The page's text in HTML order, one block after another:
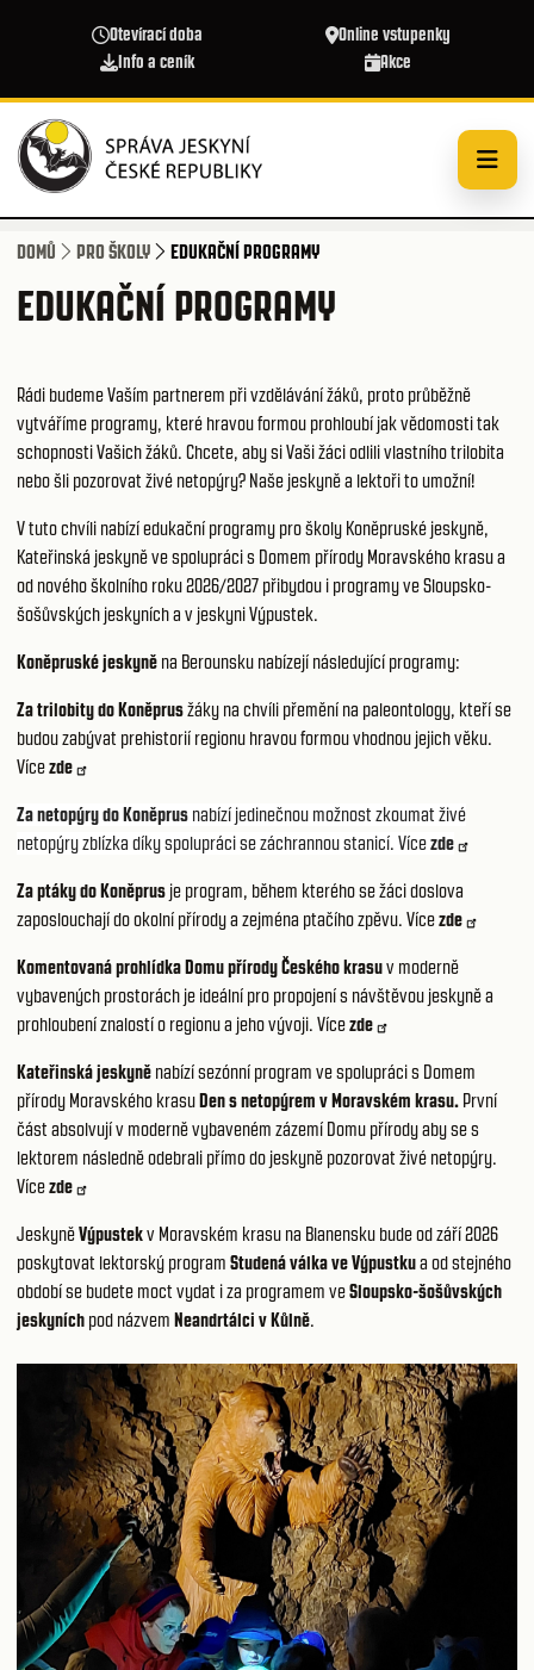
Otevírací doba
Online vstupenky
Info a ceník
Akce
DOMŮ PRO ŠKOLY EDUKAČNÍ PROGRAMY
EDUKAČNÍ PROGRAMY
Rádi budeme Vaším partnerem při vzdělávání žáků, proto průběžně
vytváříme programy, které hravou formou prohloubí jak vědomosti tak
schopnosti Vašich žáků. Chcete, aby si Vaši žáci odlili vlastního trilobita
nebo šli pozorovat živé netopýry? Naše jeskyně a lektoři to umožní!
V tuto chvíli nabízí edukační programy pro školy Koněpruské jeskyně,
Kateřinská jeskyně ve spolupráci s Domem přírody Moravského krasu a
od nového školního roku 2026/2027 přibydou i programy ve Sloupsko-
šošůvských jeskyních a v jeskyni Výpustek.
Koněpruské jeskyně na Berounsku nabízejí následující programy:
Za trilobity do Koněprusžáky na chvíli přemění na paleontology, kteří se
budou zabývat prehistorií regionu hravou formou vhodnou jejich věku.
Vícezde
Za netopýry do Koněprus nabízí jedinečnou možnost zkoumat živé
netopýry zblízka díky spolupráci se záchrannou stanicí. Vícezde
Za ptáky do Koněprus je program, během kterého se žáci doslova
zaposlouchají do okolní přírody a zejména ptačího zpěvu. Vícezde
Komentovaná prohlídka Domu přírody Českého krasuv moderně
vybavených prostorách je ideální pro propojení s návštěvou jeskyně a
prohloubení znalostí o regionu a jeho vývoji. Vícezde
Kateřinská jeskyně nabízí sezónní program ve spolupráci s Domem
přírody Moravského krasuDen s netopýrem v Moravském krasu. První
část absolvují v moderně vybaveném zázemí Domu přírody aby se s
lektorem následně odebrali přímo do jeskyně pozorovat živé netopýry.
Vícezde
JeskyněVýpustekv Moravském krasu na Blanensku bude od září 2026
poskytovat lektorský program Studená válka ve Výpustkua od stejného
období se budete moct vydat i za programem veSloupsko-šošůvských
jeskyních pod názvem Neandrtálci v Kůlně.